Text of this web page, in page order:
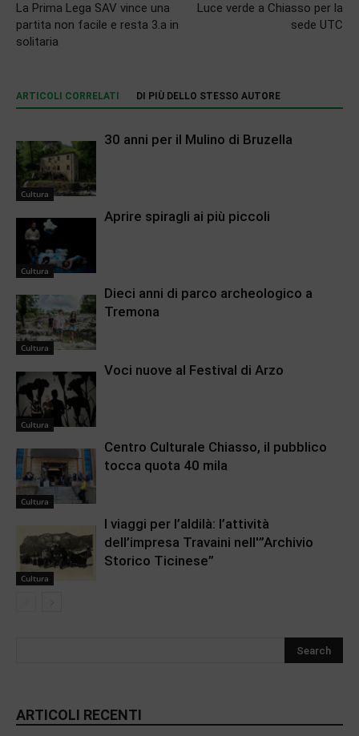
La Prima Lega SAV vince una
partita non facile e resta 3.a in
solitaria
Luce verde a Chiasso per la
sede UTC
ARTICOLI CORRELATI DI PIÙ DELLO STESSO AUTORE
Cultura
30 anni per il Mulino di Bruzella
Cultura
Aprire spiragli ai più piccoli
Cultura
Dieci anni di parco archeologico a
Tremona
Cultura
Voci nuove al Festival di Arzo
Cultura
Centro Culturale Chiasso, il pubblico
tocca quota 40 mila
Cultura
I viaggi per l’aldilà: l’attività
dell’impresa Travaini nell'”Archivio
Storico Ticinese”
ARTICOLI RECENTI